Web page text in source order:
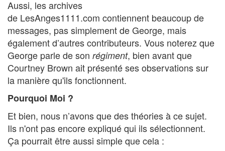
Aussi, les archives
de LesAnges1111.com contiennent beaucoup de
messages, pas simplement de George, mais
également d’autres contributeurs. Vous noterez que
George parle de son régiment, bien avant que
Courtney Brown ait présenté ses observations sur
la manière qu'ils fonctionnent.
Pourquoi Moi ?
Et bien, nous n’avons que des théories à ce sujet.
Ils n'ont pas encore expliqué qui ils sélectionnent.
Ça pourrait être aussi simple que cela :